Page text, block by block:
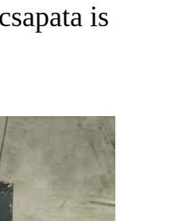
is